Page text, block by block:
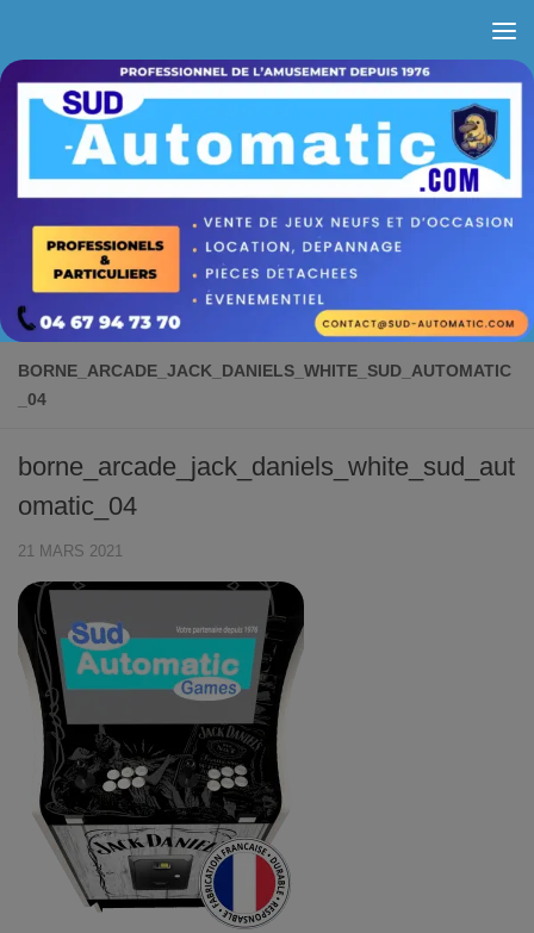
BORNE_ARCADE_JACK_DANIELS_WHITE_SUD_AUTOMATIC
_04
borne_arcade_jack_daniels_white_sud_aut
omatic_04
21 MARS 2021